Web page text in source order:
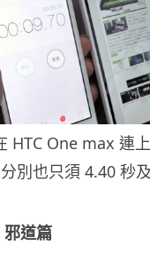
HTC One max 連
別也只須 4.40 秒
道篇